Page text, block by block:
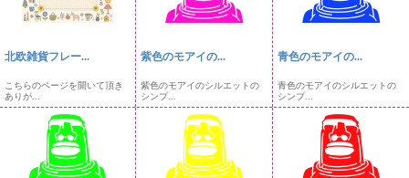
北欧雑貨フレー...
こちらのページを開いて頂き
ありが...
紫色のモアイの...
紫色のモアイのシルエットの
シンプ...
青色のモアイの...
青色のモアイのシルエットの
シンプ...